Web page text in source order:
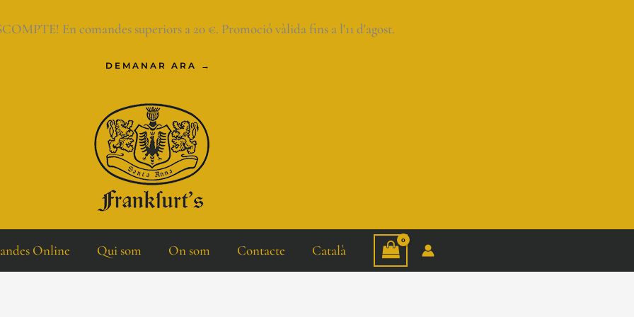
En comandes superiors a 20 €. Promoció vàlida fins a l'11 d'agost.
DEMANAR ARA →
Online Qui som On som Contacte Català